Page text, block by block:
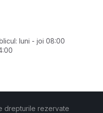
luni - joi 08:00
drepturile rezervate